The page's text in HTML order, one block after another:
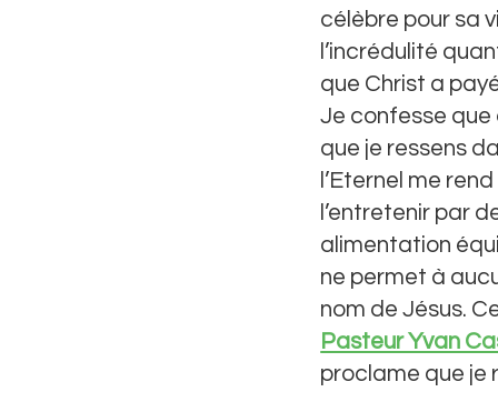
célèbre pour sa
l’incrédulité
que Christ a
Je confesse
que je ressens
l’Eternel me
l’entretenir par
alimentation
ne permet à
nom de Jésus.
Pasteur Yvan
proclame que je